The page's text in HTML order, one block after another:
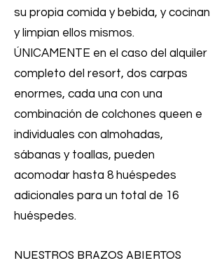
su propia comida y bebida, y cocinan
y limpian ellos mismos.
ÚNICAMENTE en el caso del alquiler
completo del resort, dos carpas
enormes, cada una con una
combinación de colchones queen e
individuales con almohadas,
sábanas y toallas, pueden
acomodar hasta 8 huéspedes
adicionales para un total de 16
huéspedes.
NUESTROS BRAZOS ABIERTOS